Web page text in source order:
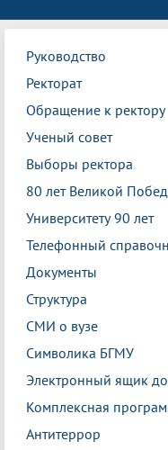
Руководство
Ректорат
Обращение к ректору
Ученый совет
Выборы ректора
80 лет Великой
Университету 90 лет
Телефонный
Документы
Структура
СМИ о вузе
Символика БГМУ
Электронный ящик
Комплексная
Антитеррор